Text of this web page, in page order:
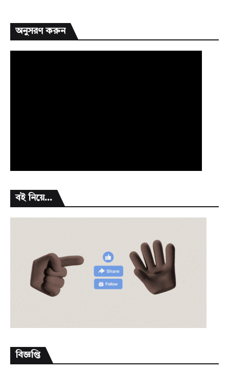
অনুসরণ করুন
বই নিয়ে...
বিজ্ঞপ্তি